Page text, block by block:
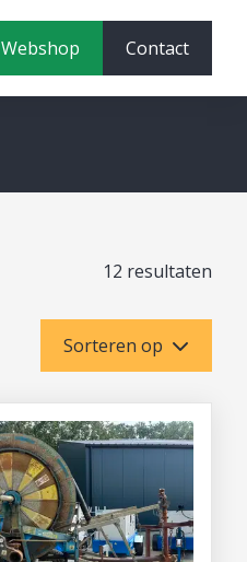
Webshop Contact
12 resultaten
Sorteren op